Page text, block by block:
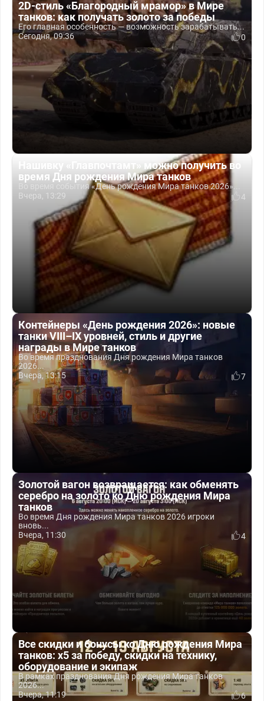
2D-стиль «Благородный мрамор» в Мире
танков: как получать золото за победы
Его главная особенность — возможность зарабатывать...
Сегодня, 09:36
0
Нашивку «Главпочтамт» можно получить во
время Дня рождения Мира танков
Во время события «День рождения Мира танков 2026»...
Вчера, 13:29
4
Контейнеры «День рождения 2026»: новые
танки VIII–IX уровней, стиль и другие
награды в Мире танков
Во время празднования Дня рождения Мира танков
2026...
Вчера, 13:15
7
Золотой вагон возвращается: как обменять
серебро на золото ко Дню рождения Мира
танков
Во время Дня рождения Мира танков 2026 игроки
вновь...
Вчера, 11:30
4
Все скидки и бонусы ко Дню рождения Мира
танков: x5 за победу, скидки на технику,
оборудование и экипаж
В рамках празднования Дня рождения Мира танков
2026...
Вчера, 11:19
6